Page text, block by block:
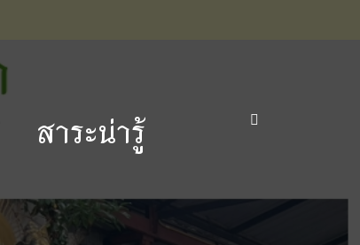
สาระน่ารู้